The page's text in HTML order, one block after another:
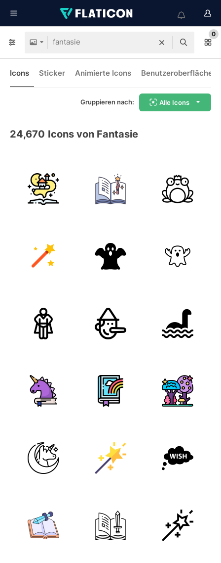
0
Icons Sticker Animierte Icons
Gruppieren nach: Alle Icons
24,670 Icons von Fantasie